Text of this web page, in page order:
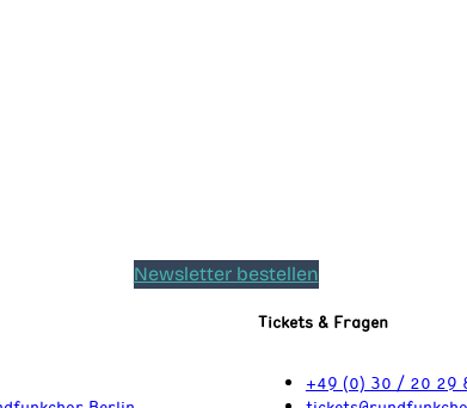
Newsletter bestellen
Tickets & Fragen
+49 (0) 30 / 20 29